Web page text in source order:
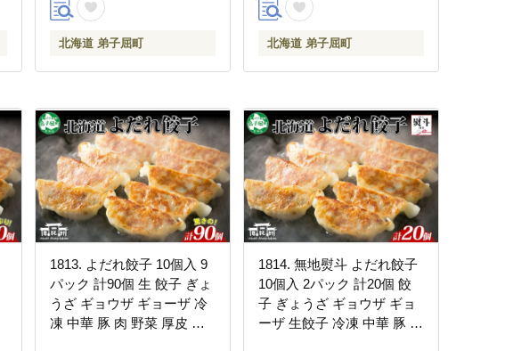
北海道 弟子屈町 北海道 弟子屈町
1813. よだれ餃子 10個入 9
パック 計90個 生 餃子 ぎょ
うざ ギョウザ ギョーザ 冷
凍 中華 豚 肉 野菜 厚皮 焼
1814. 無地熨斗 よだれ餃子
10個入 2パック 計20個 餃
子 ぎょうざ ギョウザ ギョ
ーザ 生餃子 冷凍 中華 豚 肉